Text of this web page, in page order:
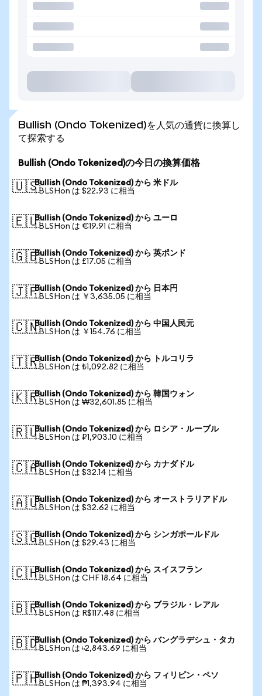
Bullish (Ondo Tokenized)を人気の通貨に換算し
て探索する
Bullish (Ondo Tokenized)の今日の換算価格
🇺🇸Bullish (Ondo Tokenized) から 米ドル
1 BLSHon は $22.93 に相当
🇪🇺Bullish (Ondo Tokenized) から ユーロ
1 BLSHon は €19.91 に相当
🇬🇧Bullish (Ondo Tokenized) から 英ポンド
1 BLSHon は £17.05 に相当
🇯🇵Bullish (Ondo Tokenized) から 日本円
1 BLSHon は ￥3,635.05 に相当
🇨🇳Bullish (Ondo Tokenized) から 中国人民元
1 BLSHon は ￥154.76 に相当
🇹🇷Bullish (Ondo Tokenized) から トルコリラ
1 BLSHon は ₺1,092.82 に相当
🇰🇷Bullish (Ondo Tokenized) から 韓国ウォン
1 BLSHon は ₩32,601.85 に相当
🇷🇺Bullish (Ondo Tokenized) から ロシア・ルーブル
1 BLSHon は ₽1,903.10 に相当
🇨🇦Bullish (Ondo Tokenized) から カナダドル
1 BLSHon は $32.14 に相当
🇦🇺Bullish (Ondo Tokenized) から オーストラリアドル
1 BLSHon は $32.62 に相当
🇸🇬Bullish (Ondo Tokenized) から シンガポールドル
1 BLSHon は $29.43 に相当
🇨🇭Bullish (Ondo Tokenized) から スイスフラン
1 BLSHon は CHF 18.64 に相当
🇧🇷Bullish (Ondo Tokenized) から ブラジル・レアル
1 BLSHon は R$117.48 に相当
🇧🇩Bullish (Ondo Tokenized) から バングラデシュ・タカ
1 BLSHon は ৳2,843.69 に相当
🇵🇭Bullish (Ondo Tokenized) から フィリピン・ペソ
1 BLSHon は ₱1,393.94 に相当